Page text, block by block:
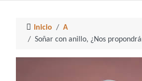
Inicio
A
Soñar con anillo, ¿Nos